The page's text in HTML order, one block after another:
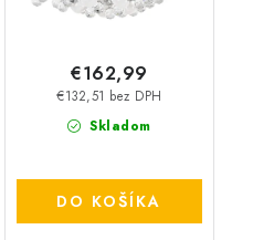
Skladom
€132,51 bez DPH
€162,99
DO KOŠÍKA